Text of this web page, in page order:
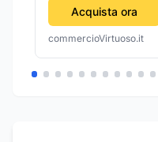
Acquista ora
commercioVirtuoso.it